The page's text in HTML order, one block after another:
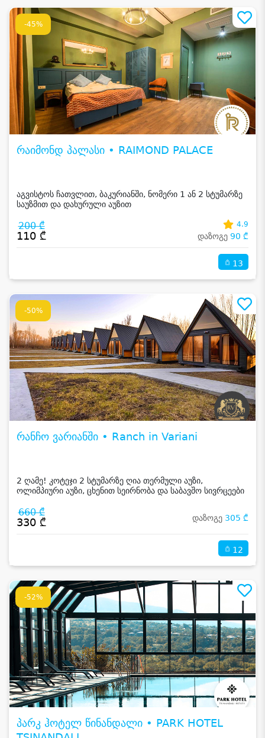
-45%
რაიმონდ პალასი • RAIMOND PALACE
აგვისტოს ჩათვლით, ბაკურიანში, ნომერი 1 ან 2 სტუმარზე
საუზმით და დახურული აუზით
200 ₾
110 ₾
4.9
დაზოგე 90 ₾
13
-50%
რანჩო ვარიანში • Ranch in Variani
2 ღამე! კოტეჯი 2 სტუმარზე ღია თერმული აუზი,
ოლიმპიური აუზი, ცხენით სეირნობა და საბავშო სივრცეები
660 ₾
330 ₾ დაზოგე 305 ₾
12
-52%
პარკ ჰოტელ წინანდალი • PARK HOTEL